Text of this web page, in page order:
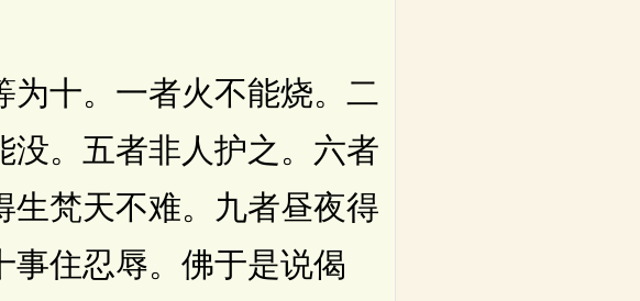
十。一者火不能烧。二
没。五者非人护之。六者
生梵天不难。九者昼夜得
事住忍辱。佛于是说偈